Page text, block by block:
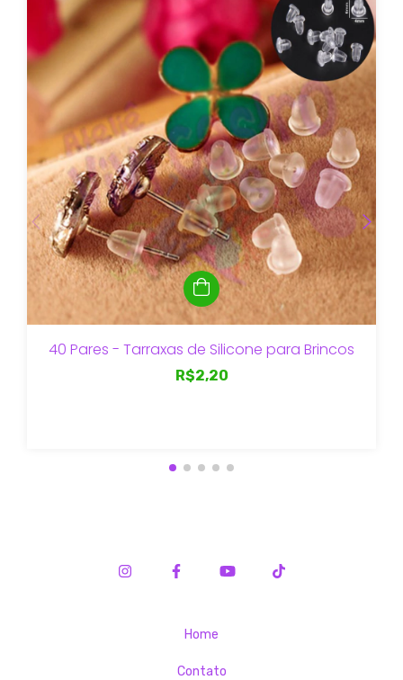
40 Pares - Tarraxas de Silicone para Brincos
R$2,20
Home
Contato